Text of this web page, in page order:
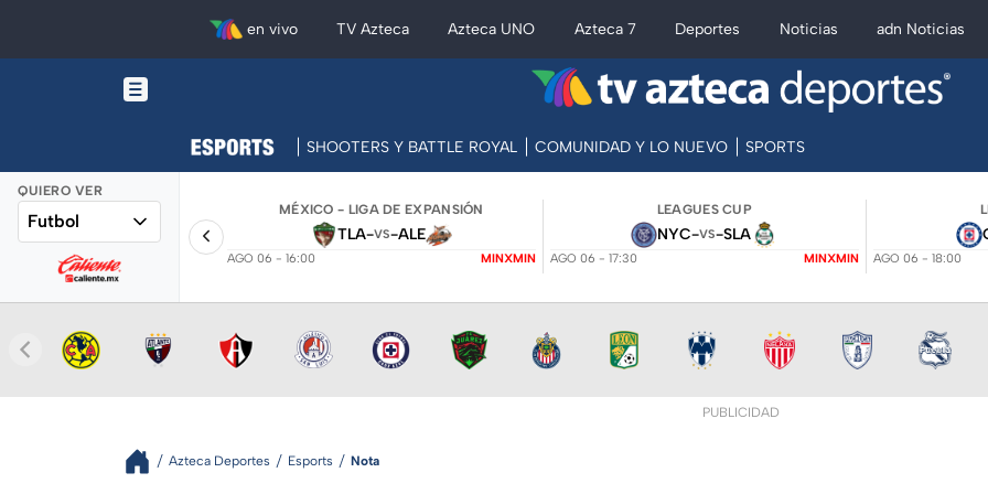
en vivo TV Azteca Azteca UNO Azteca 7 Deportes Noticias adn Noticias
SHOOTERS Y BATTLE ROYAL COMUNIDAD Y LO NUEVO SPORTS
QUIERO VER
Futbol
MÉXICO - LIGA DE EXPANSIÓN
TLA-VS-ALE
AGO 06 - 16:00 MINXMIN
LEAGUES CUP
NYC-VS-SLA
AGO 06 - 17:30 MINXMIN AGO 06 - 18:00
PUBLICIDAD
Azteca Deportes Esports Nota